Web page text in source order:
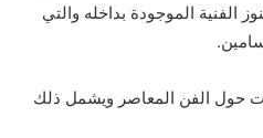
الفنية الموجودة بداخله والتي
حول الفن المعاصر ويشمل ذلك